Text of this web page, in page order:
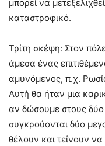
μπορεί να
καταστροφικό.
Τρίτη σκέψη: Στον
άμεσα ένας
αμυνόμενος, π.χ.
Αυτή θα ήταν μια
αν δώσουμε στους
συγκρούονται δύο
θέλουν και τείνουν